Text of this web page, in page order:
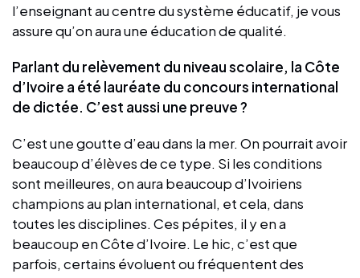
l’enseignant au centre du système éducatif, je vous
assure qu’on aura une éducation de qualité.
Parlant du relèvement du niveau scolaire, la Côte
d’Ivoire a été lauréate du concours international
de dictée. C’est aussi une preuve ?
C’est une goutte d’eau dans la mer. On pourrait avoir
beaucoup d’élèves de ce type. Si les conditions
sont meilleures, on aura beaucoup d’Ivoiriens
champions au plan international, et cela, dans
toutes les disciplines. Ces pépites, il y en a
beaucoup en Côte d’Ivoire. Le hic, c’est que
parfois, certains évoluent ou fréquentent des